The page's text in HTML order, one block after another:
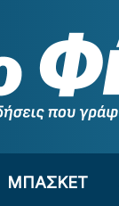
ΜΠΑΣΚΕΤ